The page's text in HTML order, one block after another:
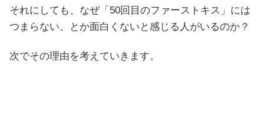
それにしても、なぜ「50回目のファーストキス」には
つまらない、とか面白くないと感じる人がいるのか？
次でその理由を考えていきます。